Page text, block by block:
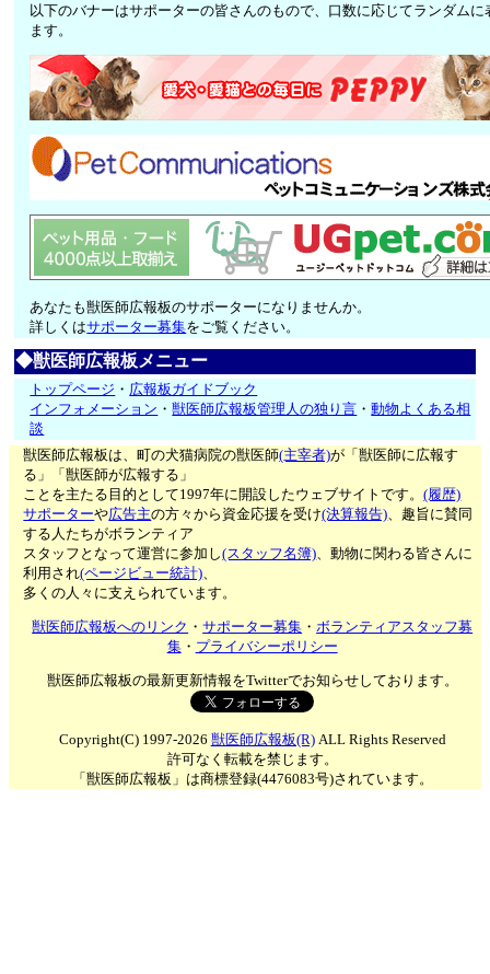
以下のバナーはサポーターの皆さんのもので、口数に応じてランダムに
ます。
あなたも獣医師広報板のサポーターになりませんか。
詳しくはサポーター募集をご覧ください。
◆獣医師広報板メニュー
トップページ ・ 広報板ガイドブック
インフォメーション ・獣医師広報板管理人の独り言 ・動物よくある相
談
獣医師広報板は、町の犬猫病院の獣医師(主宰者)が「獣医師に広報す
る」「獣医師が広報する」
ことを主たる目的として1997年に開設したウェブサイトです。(履歴)
サポーターや広告主の方々から資金応援を受け(決算報告)、趣旨に賛同
する人たちがボランティア
スタッフとなって運営に参加し(スタッフ名簿)、動物に関わる皆さんに
利用され(ページビュー統計)、
多くの人々に支えられています。
獣医師広報板へのリンク ・サポーター募集 ・ボランティアスタッフ募
集・ プライバシーポリシー
獣医師広報板の最新更新情報をTwitterでお知らせしております。
Copyright(C) 1997-2026 獣医師広報板(R)ALL Rights Reserved
許可なく転載を禁じます。
「獣医師広報板」は商標登録(4476083号)されています。